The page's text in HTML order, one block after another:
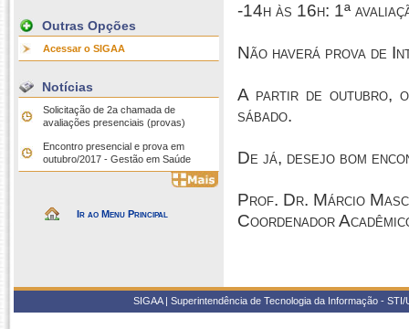
Outras Opções
Acessar o SIGAA
Notícias
Solicitação de 2a chamada de
avaliações presenciais (provas)
Encontro presencial e prova em
outubro/2017 - Gestão em Saúde
Ir ao Menu Principal
-14h às 16h: 1ª
Não haverá prova de
A partir de outubro,
sábado.
De já, desejo bom
Prof. Dr. Márcio
Coordenador
SIGAA | Superintendência de Tecnologia da Informação -